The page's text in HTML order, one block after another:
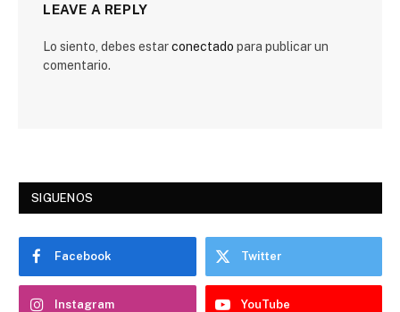
LEAVE A REPLY
Lo siento, debes estarconectado para publicar un
comentario.
SIGUENOS
Facebook Twitter
Instagram YouTube